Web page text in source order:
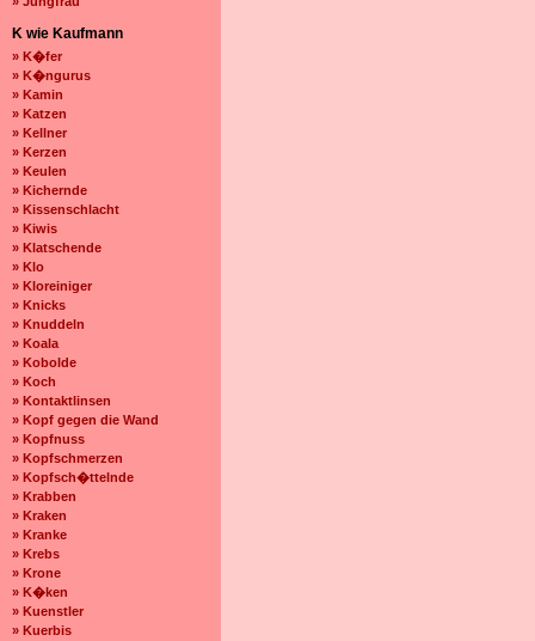
K wie Kaufmann
» K�fer
» K�ngurus
» Kamin
» Katzen
» Kellner
» Kerzen
» Keulen
» Kichernde
» Kissenschlacht
» Kiwis
» Klatschende
» Klo
» Kloreiniger
» Knicks
» Knuddeln
» Koala
» Kobolde
» Koch
» Kontaktlinsen
» Kopf gegen die Wand
» Kopfnuss
» Kopfschmerzen
» Kopfsch�ttelnde
» Krabben
» Kraken
» Kranke
» Krebs
» Krone
» K�ken
» Kuenstler
» Kuerbis